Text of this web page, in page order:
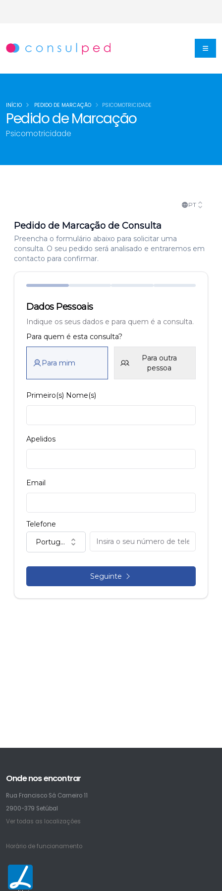
Pedido de Marcação
Psicomotricidade
INÍCIO PEDIDO DE MARCAÇÃO PSICOMOTRICIDADE
Onde nos encontrar
Rua Francisco Sá Carneiro 11
2900-379 Setúbal
Ver todas as localizações
Horário de funcionamento